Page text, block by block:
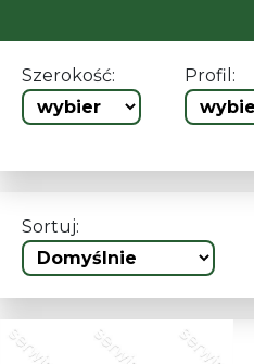
Szerokość: Profil:
Sortuj: